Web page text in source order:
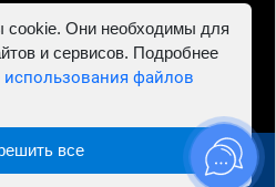
ИНН 781302555843,
в Москве и МО - Автосервис
cookie. Они необходимы для
и сервисов. Подробнее
использования файлов
все